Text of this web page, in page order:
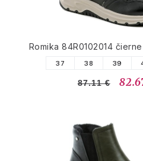
Romika 84R0102014
37 38 39
87.11 €